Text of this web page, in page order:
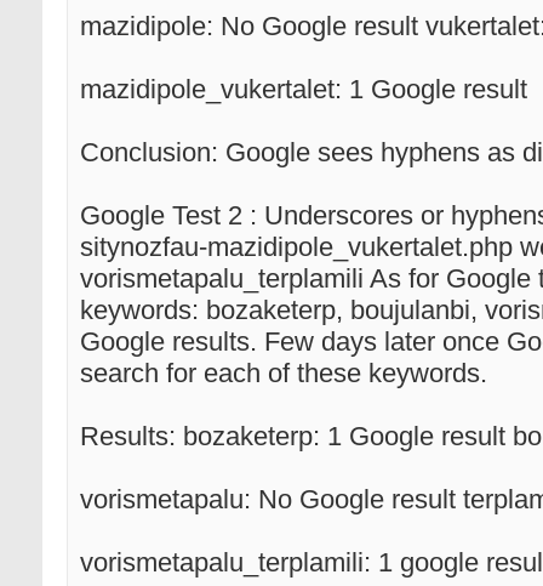
mazidipole: No Google result
mazidipole_vukertalet: 1 Google result
Conclusion: Google sees hyphens as
Google Test 2 : Underscores or
sitynozfau-mazidipole_vukertalet.php
vorismetapalu_terplamili As for
keywords: bozaketerp, boujulanbi,
Google results. Few days later once
search for each of these keywords.
Results: bozaketerp: 1 Google result
vorismetapalu: No Google result
vorismetapalu_terplamili: 1 google